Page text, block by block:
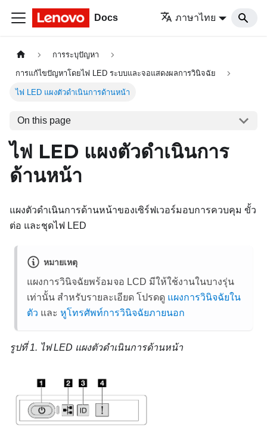
Docs ภาษาไทย
การระบุปัญหา
การแก้ไขปัญหาโดยไฟ LED ระบบและจอแสดงผลการวินิจฉัย
ไฟ LED แผงตัวดำเนินการด้านหน้า
On this page
ไฟ LED แผงตัวดำเนินการ
ด้านหน้า
แผงตัวดำเนินการด้านหน้าของเซิร์ฟเวอร์มอบการควบคุม ขั้ว
ต่อ และชุดไฟ LED
หมายเหตุ
แผงการวินิจฉัยพร้อมจอ LCD มีให้ใช้งานในบางรุ่น
เท่านั้น สำหรับรายละเอียด โปรดดู แผงการวินิจฉัยใน
ตัว และ หูโทรศัพท์การวินิจฉัยภายนอก
รูปที่ 1. ไฟ LED แผงตัวดำเนินการด้านหน้า